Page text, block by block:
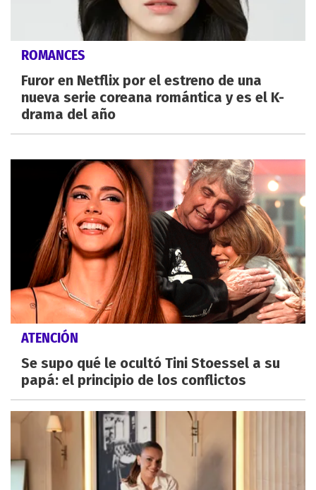
ROMANCES
Furor en Netflix por el estreno de una
nueva serie coreana romántica y es el K-
drama del año
ATENCIÓN
Se supo qué le ocultó Tini Stoessel a su
papá: el principio de los conflictos